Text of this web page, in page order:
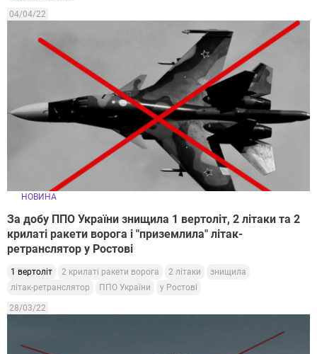
04/04/22
НОВИНА
За добу ППО України знищила 1 вертоліт, 2 літаки та 2
крилаті ракети ворога і "приземлила" літак-
ретранслятор у Ростові
1 вертоліт 2 крилаті ракети ворога 2 літаки
знищила
літак-ретранслятор
ППО України у Ростові
28/03/22